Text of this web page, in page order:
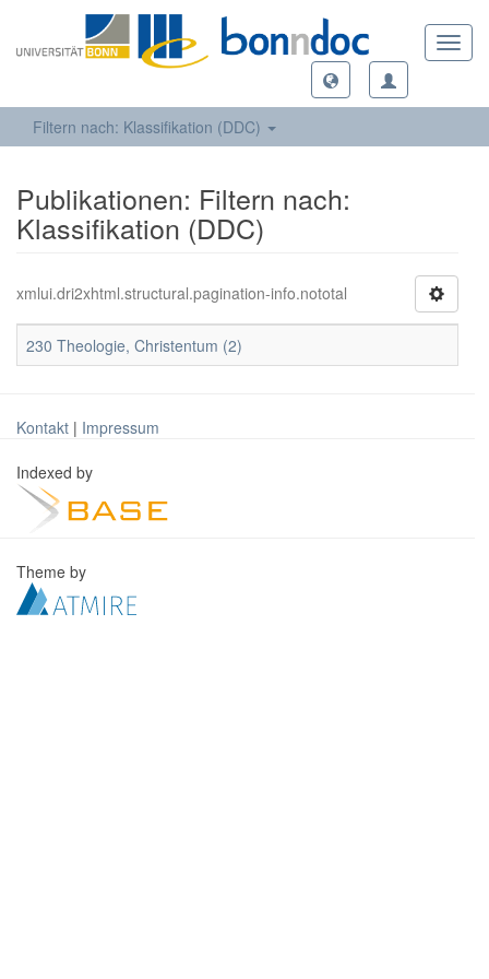
Filtern nach: Klassifikation (DDC)
Publikationen: Filtern nach:
Klassifikation (DDC)
xmlui.dri2xhtml.structural.pagination-info.nototal
230 Theologie, Christentum (2)
Kontakt | Impressum
Indexed by
Theme by